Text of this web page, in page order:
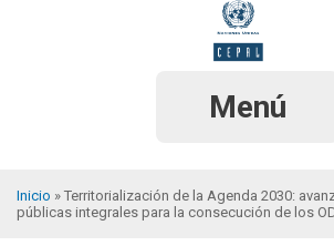
Menú
Sobrescribir
Inicio
Territorialización de la Agenda 2030:
públicas integrales para la consecución de los